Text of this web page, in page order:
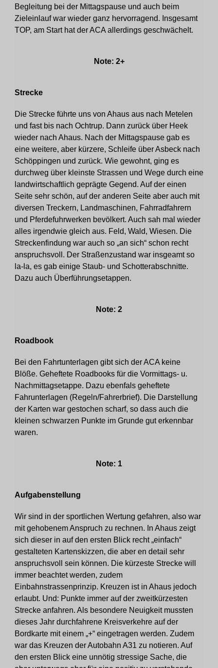
Begleitung bei der Mittagspause und auch beim
Zieleinlauf war wieder ganz hervorragend. Insgesamt
TOP, am Start hat der ACA allerdings geschwächelt.
Note: 2+
Strecke
Die Strecke führte uns von Ahaus aus nach Metelen
und fast bis nach Ochtrup. Dann zurück über Heek
wieder nach Ahaus. Nach der Mittagspause gab es
eine weitere, aber kürzere, Schleife über Asbeck nach
Schöppingen und zurück. Wie gewohnt, ging es
durchweg über kleinste Strassen und Wege durch eine
landwirtschaftlich geprägte Gegend. Auf der einen
Seite sehr schön, auf der anderen Seite aber auch mit
diversen Treckern, Landmaschinen, Fahrradfahrern
und Pferdefuhrwerken bevölkert. Auch sah mal wieder
alles irgendwie gleich aus. Feld, Wald, Wiesen. Die
Streckenfindung war auch so „an sich“ schon recht
anspruchsvoll. Der Straßenzustand war insgeamt so
la-la, es gab einige Staub- und Schotterabschnitte.
Dazu auch Überführungsetappen.
Note: 2
Roadbook
Bei den Fahrtunterlagen gibt sich der ACA keine
Blöße. Geheftete Roadbooks für die Vormittags- u.
Nachmittagsetappe. Dazu ebenfals geheftete
Fahrunterlagen (Regeln/Fahrerbrief). Die Darstellung
der Karten war gestochen scharf, so dass auch die
kleinen schwarzen Punkte im Grunde gut erkennbar
waren.
Note: 1
Aufgabenstellung
Wir sind in der sportlichen Wertung gefahren, also war
mit gehobenem Anspruch zu rechnen. In Ahaus zeigt
sich dieser in auf den ersten Blick recht „einfach“
gestalteten Kartenskizzen, die aber en detail sehr
anspruchsvoll sein können. Die kürzeste Strecke will
immer beachtet werden, zudem
Einbahnstrassenprinzip. Kreuzen ist in Ahaus jedoch
erlaubt. Und: Punkte immer auf der zweitkürzesten
Strecke anfahren. Als besondere Neuigkeit mussten
dieses Jahr durchfahrene Kreisverkehre auf der
Bordkarte mit einem „+“ eingetragen werden. Zudem
war das Kreuzen der Autobahn A31 zu notieren. Auf
den ersten Blick eine unnötig stressige Sache, die